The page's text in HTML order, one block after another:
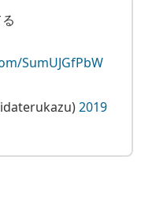
SumUJGfPbW
2019